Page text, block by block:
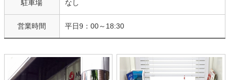
駐車場 なし
営業時間 平日9：00～18:30